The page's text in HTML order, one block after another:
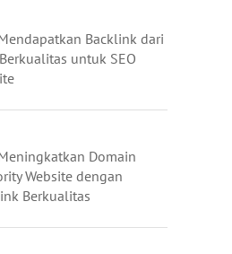
Backlink dari
untuk SEO
Domain
Website dengan
Berkualitas